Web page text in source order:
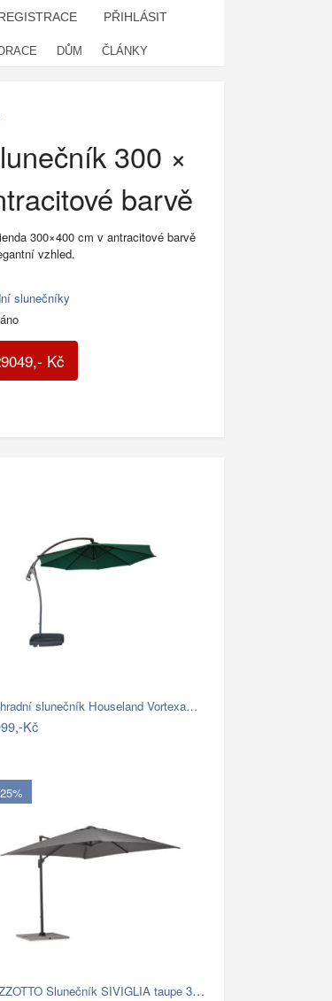
PŘIHLÁSIT
DŮM ČLÁNKY
300 ×
barvě
300×400 cm v antracitové barvě
vzhled.
slunečníky
,- Kč
slunečník Houseland Vortexa…
Kč
BIZZOTTO Slunečník SIVIGLIA taupe 3x3m